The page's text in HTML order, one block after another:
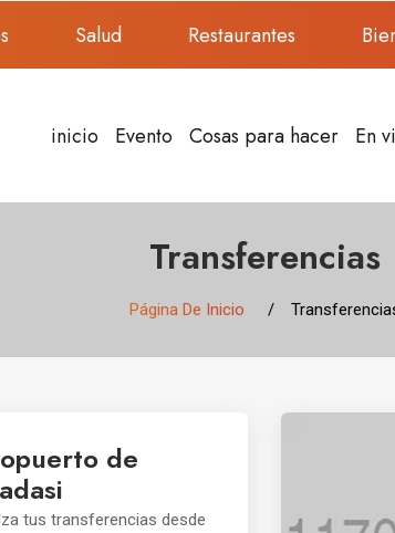
Salud Restaurantes
inicio Evento Cosas para hacer En
Transferencias
Página De Inicio
de
tus transferencias desde